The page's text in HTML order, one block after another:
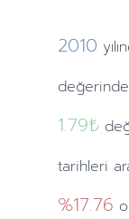
2010
1.79₺
tarihleri
%17.76